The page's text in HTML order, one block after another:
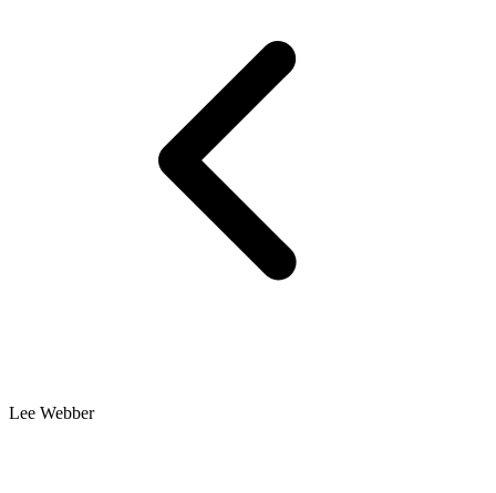
Lee Webber